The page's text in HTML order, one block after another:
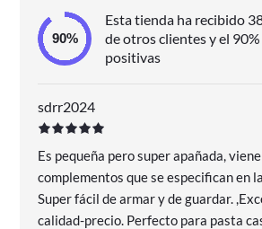
Esta tienda ha recibido
de otros clientes y el
positivas
sdrr2024
Es pequeña pero super apañada,
complementos que se especifican en
Super fácil de armar y de guardar.
calidad-precio. Perfecto para pasta